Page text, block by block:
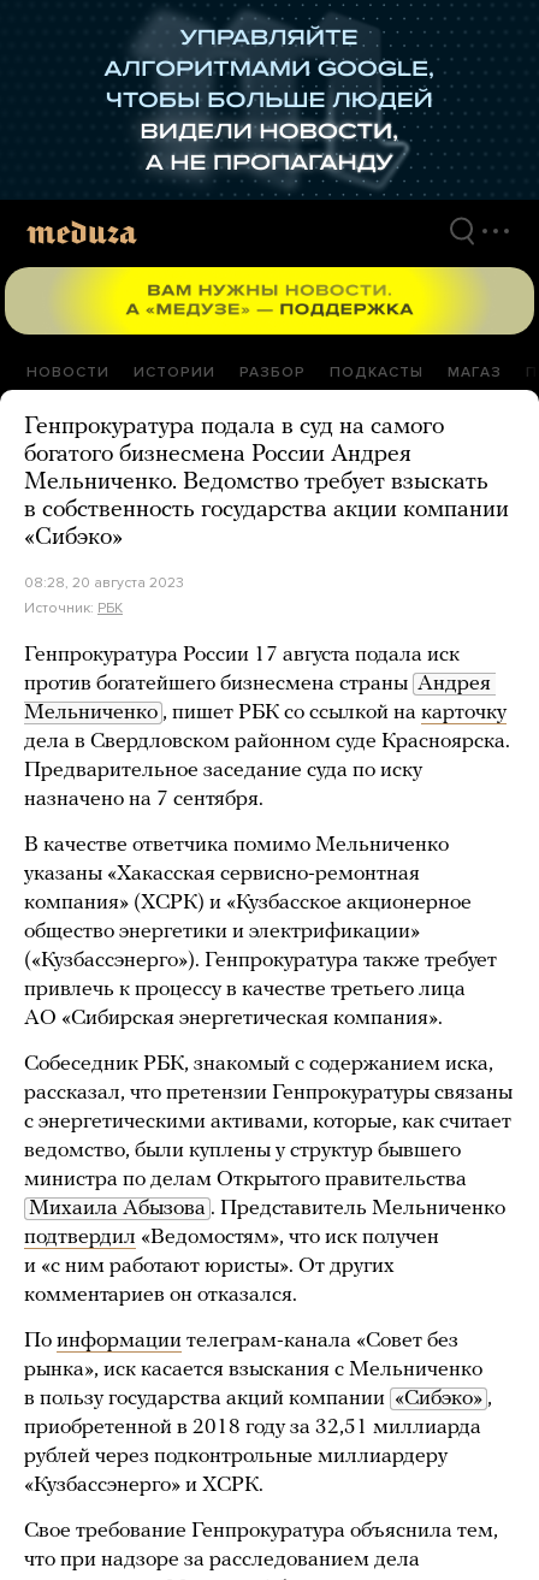
НОВОСТИ ИСТОРИИ РАЗБОР ПОДКАСТЫ МАГАЗ
Генпрокуратура подала в суд на самого
богатого бизнесмена России Андрея
Мельниченко. Ведомство требует взыскать
в собственность государства акции компании
«Сибэко»
08:28, 20 августа 2023
Источник: РБК
Генпрокуратура России 17 августа подала иск
против богатейшего бизнесмена страны Андрея
Мельниченко , пишет РБК со ссылкой на карточку
дела в Свердловском районном суде Красноярска.
Предварительное заседание суда по иску
назначено на 7 сентября.
В качестве ответчика помимо Мельниченко
указаны «Хакасская сервисно-ремонтная
компания» (ХСРК) и «Кузбасское акционерное
общество энергетики и электрификации»
(«Кузбассэнерго»). Генпрокуратура также требует
привлечь к процессу в качестве третьего лица
АО «Сибирская энергетическая компания».
Собеседник РБК, знакомый с содержанием иска,
рассказал, что претензии Генпрокуратуры связаны
с энергетическими активами, которые, как считает
ведомство, были куплены у структур бывшего
министра по делам Открытого правительства
Михаила Абызова . Представитель Мельниченко
подтвердил «Ведомостям», что иск получен
и «с ним работают юристы». От других
комментариев он отказался.
По информации телеграм-канала «Совет без
рынка», иск касается взыскания с Мельниченко
в пользу государства акций компании «Сибэко» ,
приобретенной в 2018 году за 32,51 миллиарда
рублей через подконтрольные миллиардеру
«Кузбассэнерго» и ХСРК.
Свое требование Генпрокуратура объяснила тем,
что при надзоре за расследованием дела